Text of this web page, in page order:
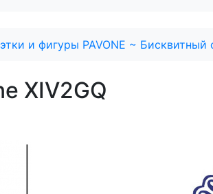
и фигуры PAVONE ~ Бисквитный
XIV2GQ